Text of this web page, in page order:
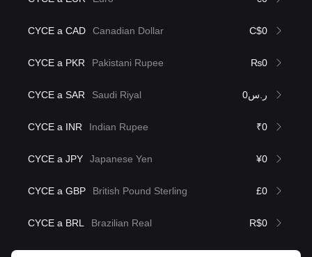
CYCE a CAD Canadian Dollar C$0
CYCE a PKR Pakistani Rupee ₨0
CYCE a SAR Saudi Riyal ر.س0
CYCE a INR Indian Rupee ₹0
CYCE a JPY Japanese Yen ¥0
CYCE a GBP British Pound Sterling £0
CYCE a BRL Brazilian Real R$0